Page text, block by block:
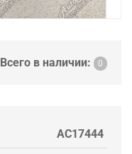
Всего в наличии: 0
AC17444